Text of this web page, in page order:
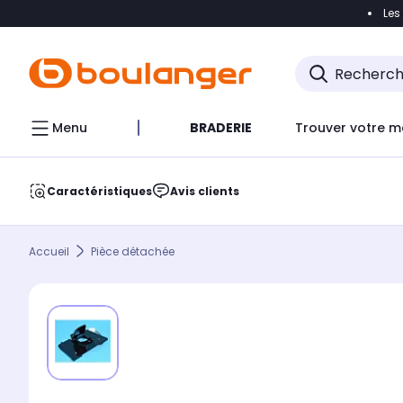
Accéder
Menu BRADERIE Trouver votre
Caractéristiques Avis clients
Accueil Pièce détachée